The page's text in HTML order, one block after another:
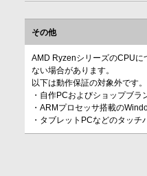
その他
AMD RyzenシリーズのCPUに
ない場合があります。
以下は動作保証の対象外です。
・自作PCおよびショップブラ
・ARMプロセッサ搭載の
・タブレットPCなどのタッチ